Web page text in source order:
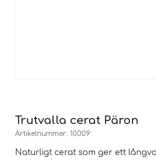
Trutvalla cerat Päron
Artikelnummer: 10009
Naturligt cerat som ger ett